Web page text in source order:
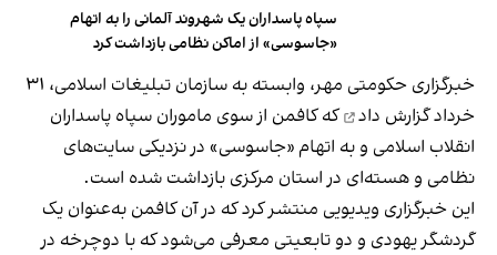
سپاه پاسداران یک شهروند آلمانی را به اتهام
«جاسوسی» از اماکن نظامی بازداشت کرد
خبرگزاری حکومتی مهر، وابسته به سازمان تبلیغات اسلامی، ۳۱
خردادگزارش داد
که کافمن از سوی ماموران سپاه پاسداران
انقلاب اسلامی و به اتهام «جاسوسی» در نزدیکی سایت‌های
نظامی و هسته‌ای در استان مرکزی بازداشت شده است.
این خبرگزاری ویدیویی منتشر کرد که در آن کافمن به‌عنوان یک
گردشگر یهودی و دو تابعیتی معرفی می‌شود که با دوچرخه در